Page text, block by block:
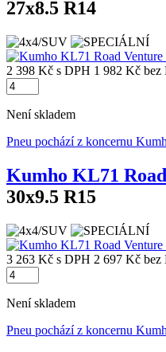
27x8.5 R14
2 398 Kč s DPH 1 982 Kč bez
Není skladem
Pneu pochází z koncernu
Kumho KL71
30x9.5 R15
3 263 Kč s DPH 2 697 Kč bez
Není skladem
Pneu pochází z koncernu